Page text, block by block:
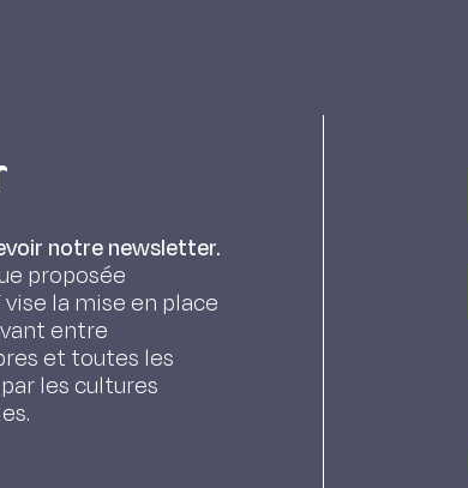
notre newsletter.
proposée
la mise en place
entre
et toutes les
les cultures